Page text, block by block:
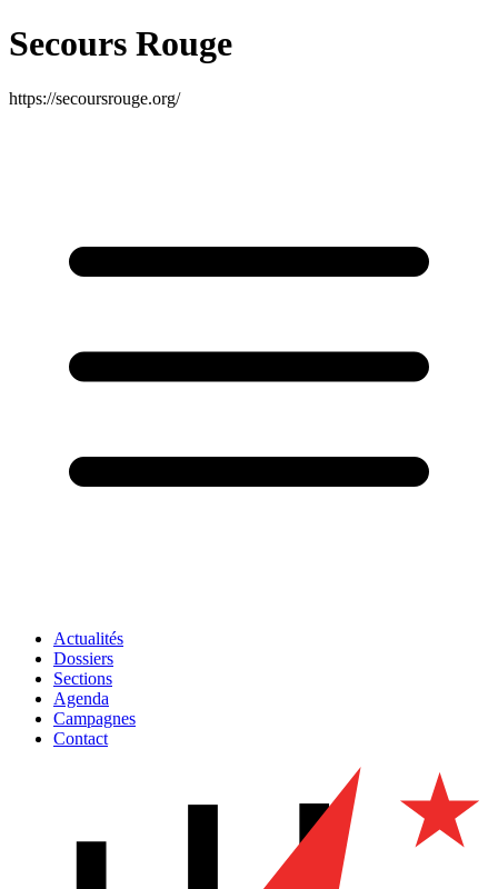
Secours Rouge
https://secoursrouge.org/
Actualités
Dossiers
Sections
Agenda
Campagnes
Contact